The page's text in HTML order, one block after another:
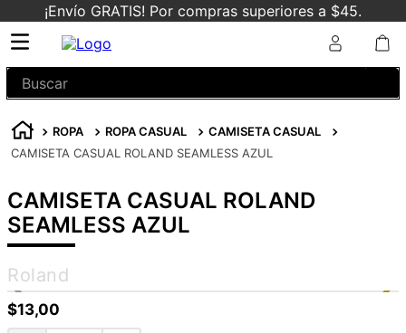
¡Envío GRATIS! Por compras superiores a $45.
Buscar
ROPA ROPA CASUAL
CAMISETA CASUAL
CAMISETA CASUAL ROLAND SEAMLESS AZUL
CAMISETA CASUAL ROLAND
SEAMLESS AZUL
Roland
$13,00